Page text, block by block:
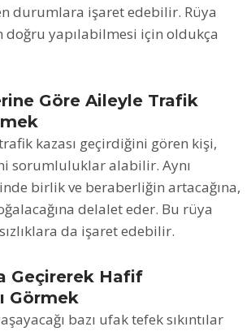
durumlara işaret edebilir. Rüya
doğru yapılabilmesi için oldukça
Göre Aileyle Trafik
kazası geçirdiğini gören kişi,
sorumluluklar alabilir. Aynı
birlik ve beraberliğin artacağına,
delalet eder. Bu rüya
da işaret edebilir.
Geçirerek Hafif
Görmek
bazı ufak tefek sıkıntılar